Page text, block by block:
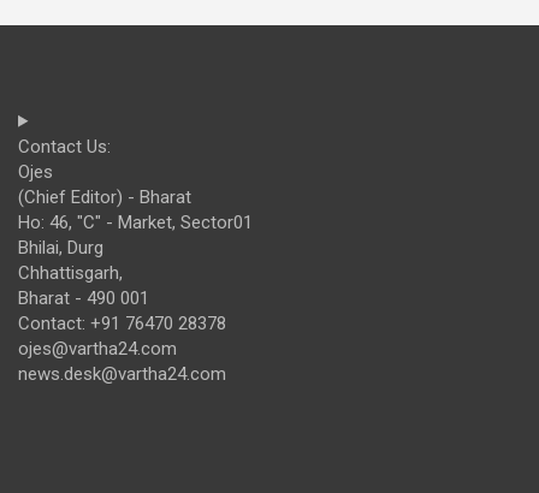
Contact Us:
Ojes
(Chief Editor) - Bharat
Ho: 46, "C" - Market, Sector01
Bhilai, Durg
Chhattisgarh,
Bharat - 490 001
Contact: +91 76470 28378
ojes@vartha24.com
news.desk@vartha24.com